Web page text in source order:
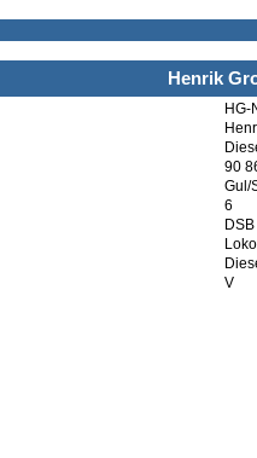
Henrik
HG-
90
Gul/
6
DSB
V